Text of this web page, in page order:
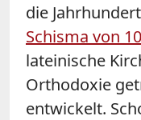
die
Schisma von
lateinische
Orthodoxie
entwickelt.